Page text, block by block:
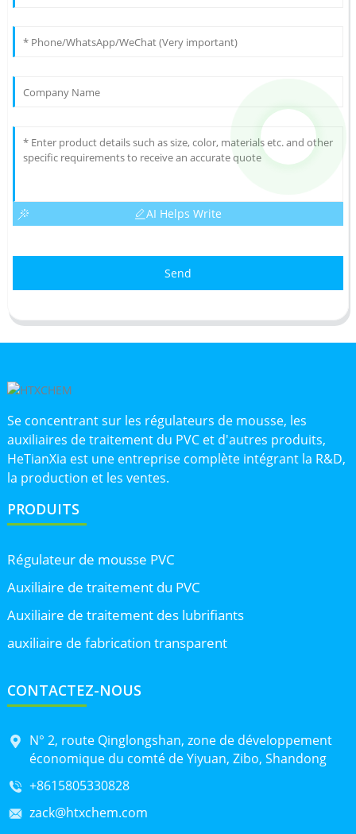
AI Helps Write
Send
Se concentrant sur les régulateurs de mousse, les
auxiliaires de traitement du PVC et d'autres produits,
HeTianXia est une entreprise complète intégrant la R&D,
la production et les ventes.
PRODUITS
Régulateur de mousse PVC
Auxiliaire de traitement du PVC
Auxiliaire de traitement des lubrifiants
auxiliaire de fabrication transparent
CONTACTEZ-NOUS
N° 2, route Qinglongshan, zone de développement
économique du comté de Yiyuan, Zibo, Shandong
+8615805330828
zack@htxchem.com